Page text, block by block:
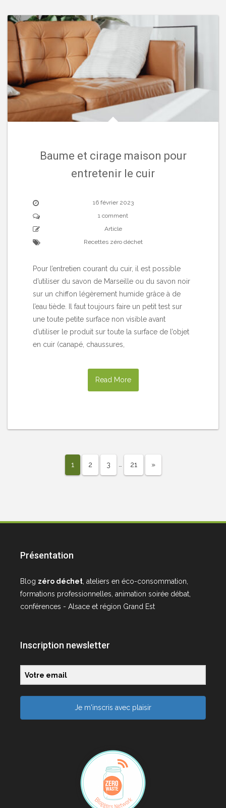
Baume et cirage maison pour
entretenir le cuir
16 février 2023
1 comment
Article
Recettes zéro déchet
Pour l’entretien courant du cuir, il est possible
d’utiliser du savon de Marseille ou du savon noir
sur un chiffon légèrement humide grâce à de
l’eau tiède. Il faut toujours faire un petit test sur
une toute petite surface non visible avant
d’utiliser le produit sur toute la surface de l’objet
en cuir (canapé, chaussures,
Read More
1 2 3 21 »
Présentation
Blog zéro déchet, ateliers en éco-consommation,
formations professionnelles, animation soirée débat,
conférences - Alsace et région Grand Est
Inscription newsletter
Je m'inscris avec plaisir